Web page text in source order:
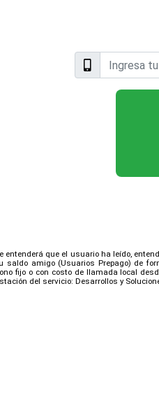
que el usuario ha leído,
amigo (Usuarios Prepago) de
fijo o con costo de llamada local
del servicio: Desarrollos y